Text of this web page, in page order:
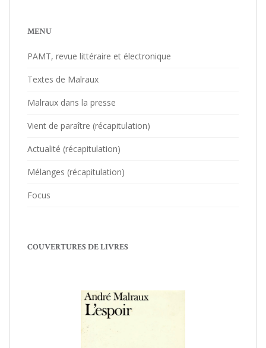
MENU
PAMT, revue littéraire et électronique
Textes de Malraux
Malraux dans la presse
Vient de paraître (récapitulation)
Actualité (récapitulation)
Mélanges (récapitulation)
Focus
COUVERTURES DE LIVRES